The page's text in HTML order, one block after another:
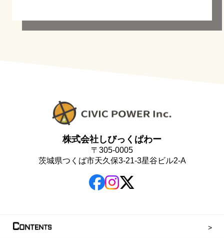
株式会社しびっくぱわー
〒305-0005
茨城県つくば市天久保3-21-3星谷ビル2-A
CONTENTS